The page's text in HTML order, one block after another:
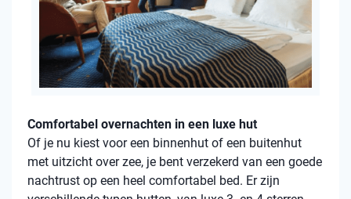
Comfortabel overnachten in een luxe hut
Of je nu kiest voor een binnenhut of een buitenhut
met uitzicht over zee, je bent verzekerd van een goede
nachtrust op een heel comfortabel bed. Er zijn